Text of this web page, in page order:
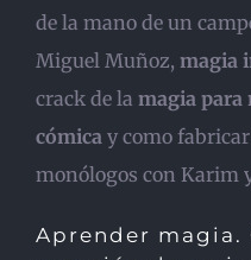
de la mano de un
Miguel Muñoz, magia
crack de la magia para
cómica y como
monólogos con Karim
Aprender magia.